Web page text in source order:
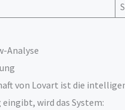
Analyse
von Lovart ist die
wird das System: